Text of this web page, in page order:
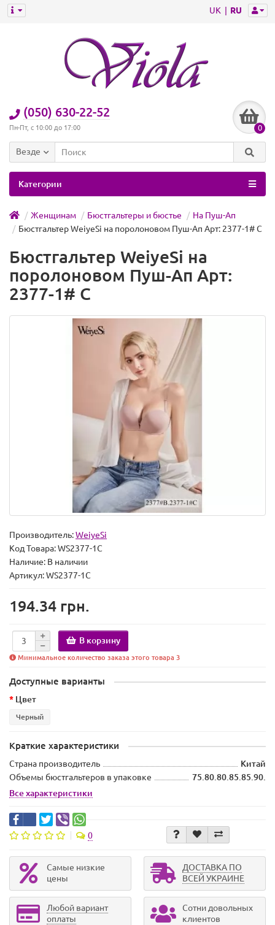
UK RU
(050) 630-22-52
Пн-Пт, с 10:00 до 17:00 0
Везде
Категории
Женщинам Бюстгальтеры и бюстье
На Пуш-Ап
Бюстгальтер WeiyeSi на поролоновом Пуш-Ап Арт: 2377-1# C
Бюстгальтер WeiyeSi на
поролоновом Пуш-Ап Арт:
2377-1# C
Производитель:WeiyeSi
Код Товара:WS2377-1C
Наличие: В наличии
Артикул: WS2377-1C
194.34 грн.
В корзину
Минимальное количество заказа этого товара 3
Доступные варианты
Цвет
Черный
Краткие характеристики
Страна производитель
Китай
Объемы бюстгальтеров в упаковке
75.80.80.85.85.90.
Все характеристики
0
Самые низкие
цены
ДОСТАВКА ПО
ВСЕЙ УКРАИНЕ
Любой вариант
оплаты
Сотни довольных
клиентов